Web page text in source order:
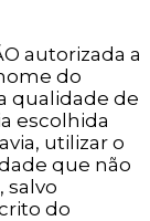
autorizada a
do
qualidade de
escolhida
utilizar o
que não
salvo
do